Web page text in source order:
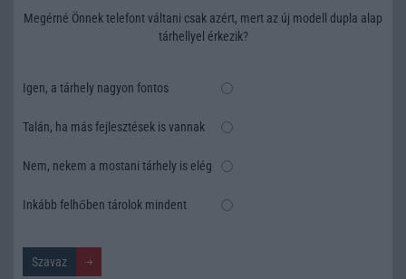
Megérné Önnek telefont váltani csak azért, mert az új modell dupla alap
tárhellyel érkezik?
Igen, a tárhely nagyon fontos
Talán, ha más fejlesztések is vannak
Nem, nekem a mostani tárhely is elég
Inkább felhőben tárolok mindent